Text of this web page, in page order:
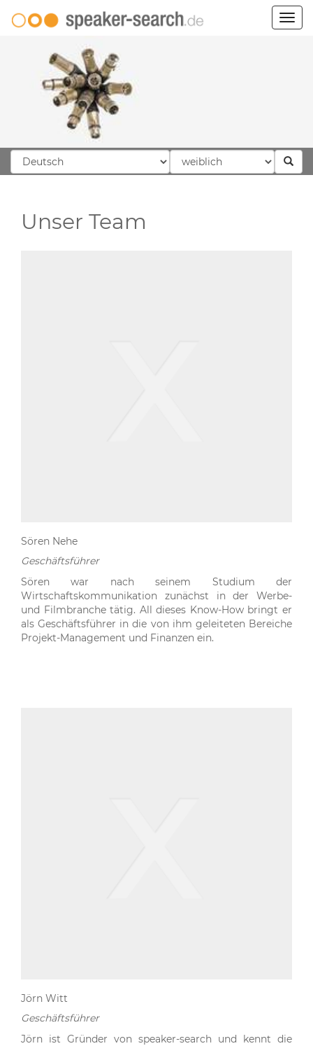
Unser Team
Sören Nehe
Geschäftsführer
Sören war nach seinem Studium der
Wirtschaftskommunikation zunächst in der Werbe-
und Filmbranche tätig. All dieses Know-How bringt er
als Geschäftsführer in die von ihm geleiteten Bereiche
Projekt-Management und Finanzen ein.
Jörn Witt
Geschäftsführer
Jörn ist Gründer von speaker-search und kennt die